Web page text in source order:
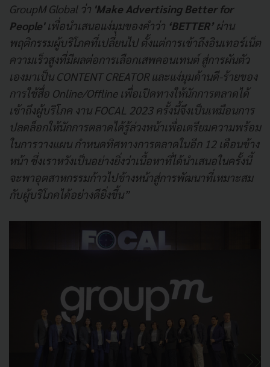
GroupM Global ว่า 'Make Advertising Better for
People'เพื่อนำเสนอแง่มุมของคำว่า ‘BETTER’ผ่าน
พฤติกรรมผู้บริโภคที่เปลี่ยนไป ตั้งแต่การเข้าถึงอินเทอร์เน็ต
ความเร็วสูงที่มีผลต่อการเลือกเสพคอนเทนต์ สู่การผันตัว
เองมาเป็น CONTENT CREATOR และแง่มุมด้านดี-ร้ายของ
การใช้สื่อ Online/Offline เพื่อเปิดทางให้นักการตลาดได้
เข้าถึงผู้บริโภค งาน FOCAL 2023 ครั้งนี้จึงเป็นเหมือนการ
ปลดล็อกให้นักการตลาดได้รู้ล่วงหน้าเพื่อเตรียมความพร้อม
ในการวางแผน กำหนดทิศทางการตลาดในอีก 12 เดือนข้าง
หน้า ซึ่งเราหวังเป็นอย่างยิ่งว่าเนื้อหาที่ได้นำเสนอในครั้งนี้
จะพาอุตสาหกรรมก้าวไปข้างหน้าสู่การพัฒนาที่เหมาะสม
กับผู้บริโภคได้อย่างดียิ่งขึ้น”